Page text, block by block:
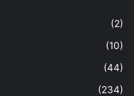
(2)
(10)
(44)
(234)